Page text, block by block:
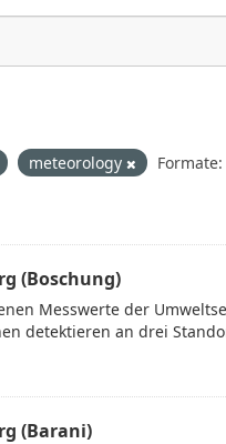
meteorology
Formate:
(Boschung)
Messwerte der
detektieren an drei
(Barani)